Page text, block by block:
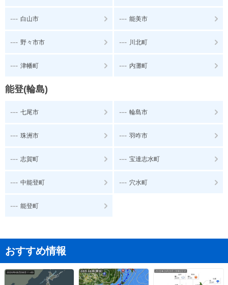
--- 白山市 --- 能美市
--- 野々市市 --- 川北町
--- 津幡町 --- 内灘町
能登(輪島)
--- 七尾市 --- 輪島市
--- 珠洲市 --- 羽咋市
--- 志賀町 --- 宝達志水町
--- 中能登町 --- 穴水町
--- 能登町
おすすめ情報